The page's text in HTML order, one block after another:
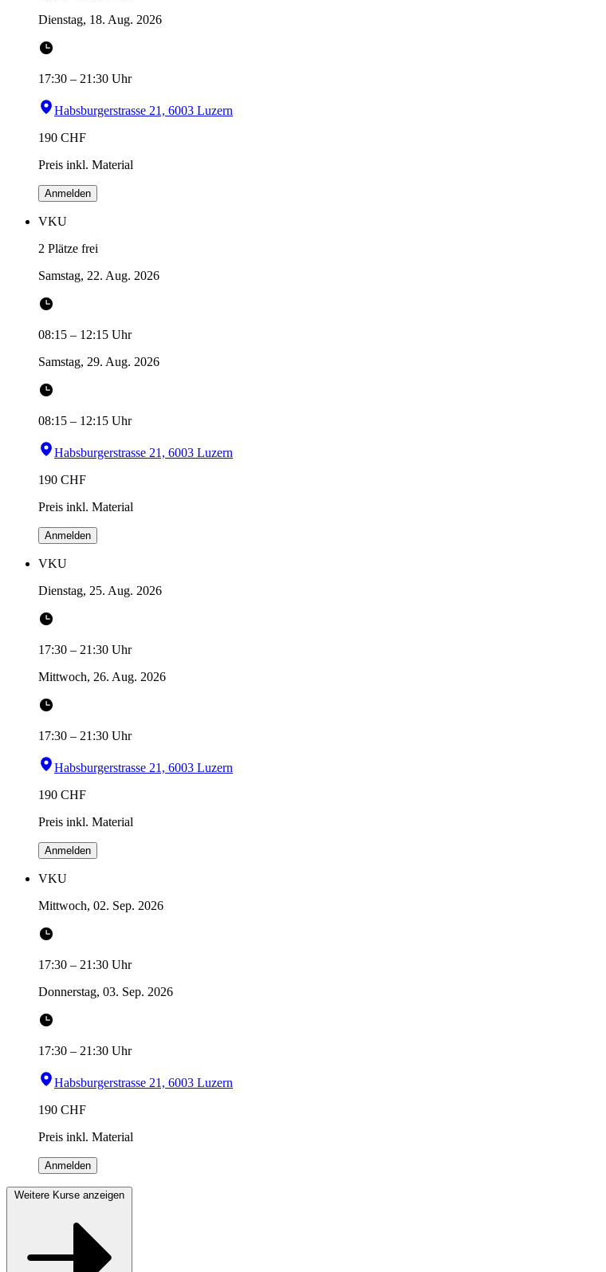
Dienstag, 18. Aug. 2026
17:30 – 21:30 Uhr
Habsburgerstrasse 21, 6003 Luzern
190 CHF
Preis inkl. Material
Anmelden
VKU
2 Plätze frei
Samstag, 22. Aug. 2026
08:15 – 12:15 Uhr
Samstag, 29. Aug. 2026
08:15 – 12:15 Uhr
Habsburgerstrasse 21, 6003 Luzern
190 CHF
Preis inkl. Material
Anmelden
VKU
Dienstag, 25. Aug. 2026
17:30 – 21:30 Uhr
Mittwoch, 26. Aug. 2026
17:30 – 21:30 Uhr
Habsburgerstrasse 21, 6003 Luzern
190 CHF
Preis inkl. Material
Anmelden
VKU
Mittwoch, 02. Sep. 2026
17:30 – 21:30 Uhr
Donnerstag, 03. Sep. 2026
17:30 – 21:30 Uhr
Habsburgerstrasse 21, 6003 Luzern
190 CHF
Preis inkl. Material
Anmelden
Weitere Kurse anzeigen